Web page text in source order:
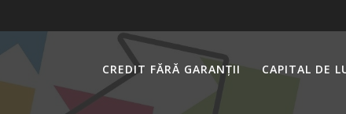
CREDIT FĂRĂ GARANȚII CAPITAL DE